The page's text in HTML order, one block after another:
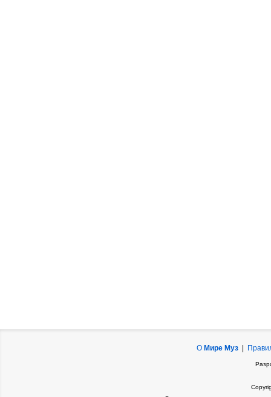
О Мире Муз|